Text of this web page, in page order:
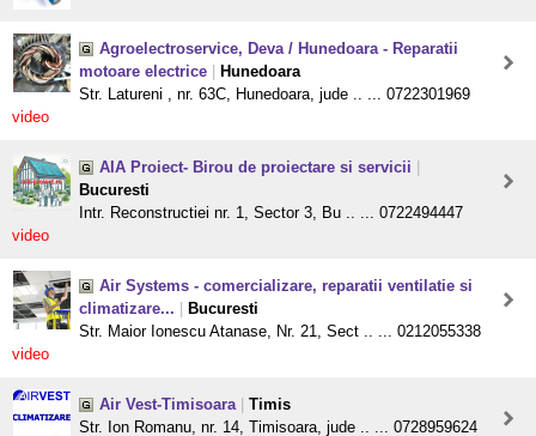
Agroelectroservice, Deva / Hunedoara - Reparatii
motoare electrice
Hunedoara
Str. Latureni , nr. 63C, Hunedoara, jude .. ... 0722301969
video
AIA Proiect- Birou de proiectare si servicii
Bucuresti
Intr. Reconstructiei nr. 1, Sector 3, Bu .. ... 0722494447
video
Air Systems - comercializare, reparatii ventilatie si
climatizare...
Bucuresti
Str. Maior Ionescu Atanase, Nr. 21, Sect .. ... 0212055338
video
Air Vest-Timisoara
Timis
Str. Ion Romanu, nr. 14, Timisoara, jude .. ... 0728959624